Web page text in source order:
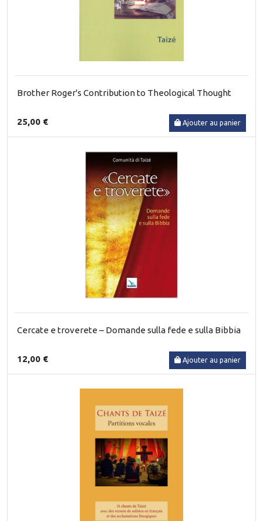
Brother Roger's Contribution to Theological Thought
25,00 € Ajouter au panier
Cercate e troverete – Domande sulla fede e sulla Bibbia
12,00 € Ajouter au panier